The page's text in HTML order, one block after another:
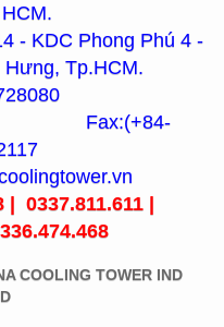
- KDC Phong Phú 4 -
Tp.HCM.
Fax:(+84-
| 0337.811.611 |
COOLING TOWER IND